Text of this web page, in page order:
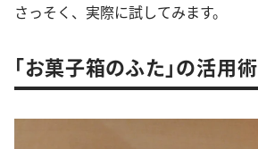
さっそく、実際に試してみます。
「お菓子箱のふた」の活用術